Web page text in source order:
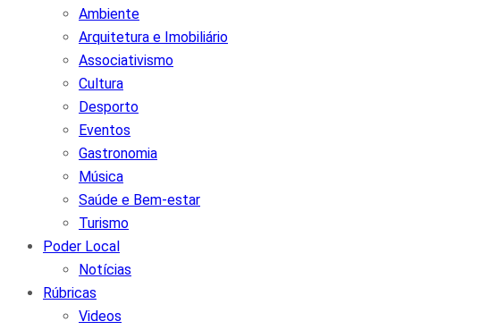
Ambiente
Arquitetura e Imobiliário
Associativismo
Cultura
Desporto
Eventos
Gastronomia
Música
Saúde e Bem-estar
Turismo
Poder Local
Notícias
Rúbricas
Videos